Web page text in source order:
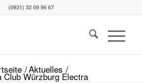
(0931) 32 09 96 67
/Aktuelles /
Club Würzburg Electra